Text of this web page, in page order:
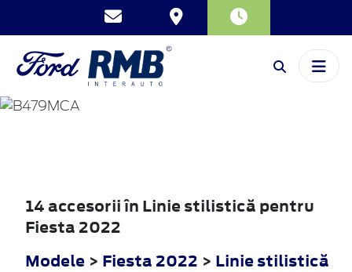
FIESTA
14 accesorii în Linie stilistică pentru
Fiesta 2022
Modele > Fiesta 2022 > Linie stilistică